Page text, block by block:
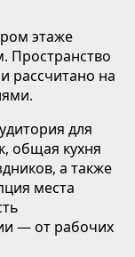
этаже
Пространство
рассчитано на
для
общая кухня
а также
места
— от рабочих